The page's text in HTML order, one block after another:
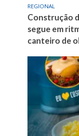
REGIONAL
Construção
segue em
canteiro de